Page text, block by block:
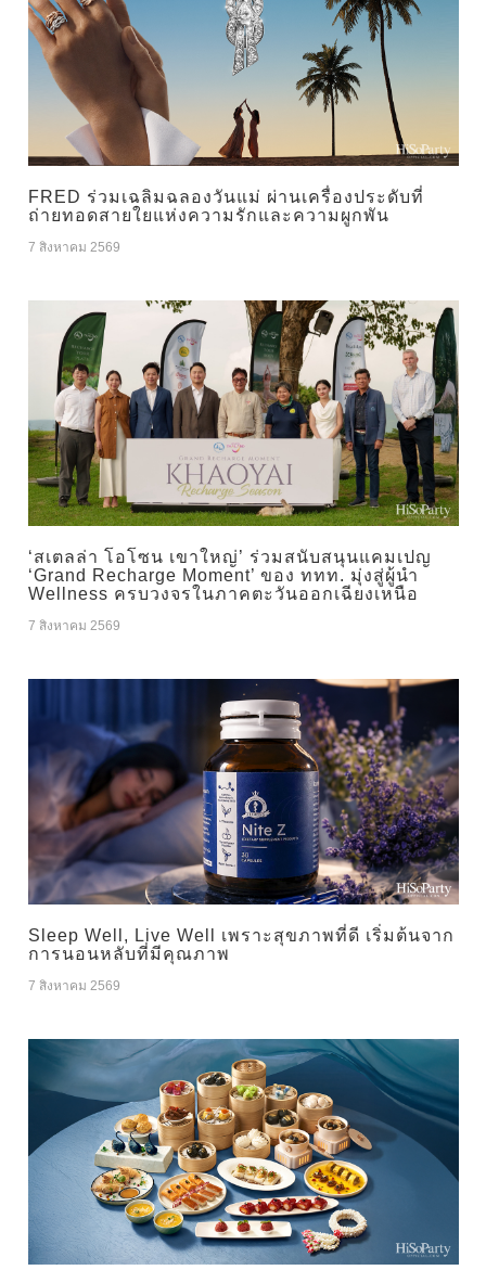
FRED ร่วมเฉลิมฉลองวันแม่ ผ่านเครื่องประดับที่
ถ่ายทอดสายใยแห่งความรักและความผูกพัน
7 สิงหาคม 2569
‘สเตลล่า โอโซน เขาใหญ่’ ร่วมสนับสนุนแคมเปญ
‘Grand Recharge Moment’ ของ ททท. มุ่งสู่ผู้นำ
Wellness ครบวงจรในภาคตะวันออกเฉียงเหนือ
7 สิงหาคม 2569
Sleep Well, Live Well เพราะสุขภาพที่ดี เริ่มต้นจาก
การนอนหลับที่มีคุณภาพ
7 สิงหาคม 2569